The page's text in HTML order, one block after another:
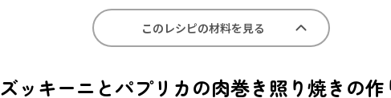
このレシピの材料を見る
ズッキーニとパプリカの肉巻き照り焼きの作